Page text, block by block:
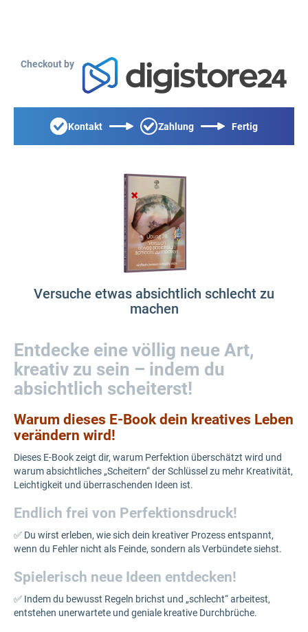
Checkout by
Kontakt Zahlung Fertig
Versuche etwas absichtlich schlecht zu
machen
Entdecke eine völlig neue Art,
kreativ zu sein – indem du
absichtlich scheiterst!
Warum dieses E-Book dein kreatives Leben
verändern wird!
Dieses E-Book zeigt dir, warum Perfektion überschätzt wird und
warum absichtliches „Scheitern“ der Schlüssel zu mehr Kreativität,
Leichtigkeit und überraschenden Ideen ist.
Endlich frei von Perfektionsdruck!
✅ Du wirst erleben, wie sich dein kreativer Prozess entspannt,
wenn du Fehler nicht als Feinde, sondern als Verbündete siehst.
Spielerisch neue Ideen entdecken!
✅ Indem du bewusst Regeln brichst und „schlecht“ arbeitest,
entstehen unerwartete und geniale kreative Durchbrüche.